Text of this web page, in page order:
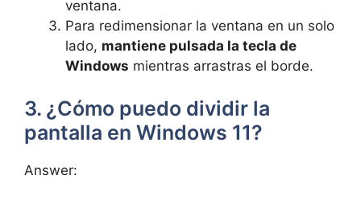
ventana.
Para redimensionar la ventana en un solo
lado, mantiene pulsada la tecla de
Windows mientras arrastras el borde.
3. ¿Cómo puedo dividir la
pantalla en Windows 11?
Answer: